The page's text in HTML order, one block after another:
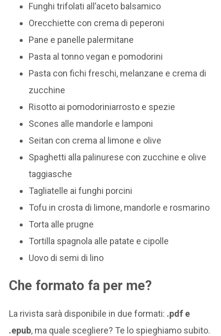
Funghi trifolati all’aceto balsamico
Orecchiette con crema di peperoni
Pane e panelle palermitane
Pasta al tonno vegan e pomodorini
Pasta con fichi freschi, melanzane e crema di
zucchine
Risotto ai pomodoriniarrosto e spezie
Scones alle mandorle e lamponi
Seitan con crema al limone e olive
Spaghetti alla palinurese con zucchine e olive
taggiasche
Tagliatelle ai funghi porcini
Tofu in crosta di limone, mandorle e rosmarino
Torta alle prugne
Tortilla spagnola alle patate e cipolle
Uovo di semi di lino
Che formato fa per me?
La rivista sarà disponibile in due formati: .pdf e
.epub, ma quale scegliere? Te lo spieghiamo subito.